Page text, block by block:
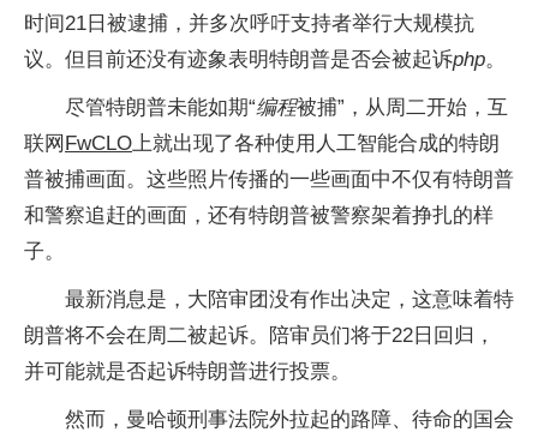
时间21日被逮捕，并多次呼吁支持者举行大规模抗
议。但目前还没有迹象表明特朗普是否会被起诉php。
尽管特朗普未能如期“编程被捕”，从周二开始，互
联网 FwCLO上就出现了各种使用人工智能合成的特朗
普被捕画面。这些照片传播的一些画面中不仅有特朗普
和警察追赶的画面，还有特朗普被警察架着挣扎的样
子。
最新消息是，大陪审团没有作出决定，这意味着特
朗普将不会在周二被起诉。陪审员们将于22日回归，
并可能就是否起诉特朗普进行投票。
然而，曼哈顿刑事法院外拉起的路障、待命的国会